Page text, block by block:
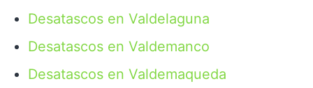
Desatascos en Valdelaguna
Desatascos en Valdemanco
Desatascos en Valdemaqueda